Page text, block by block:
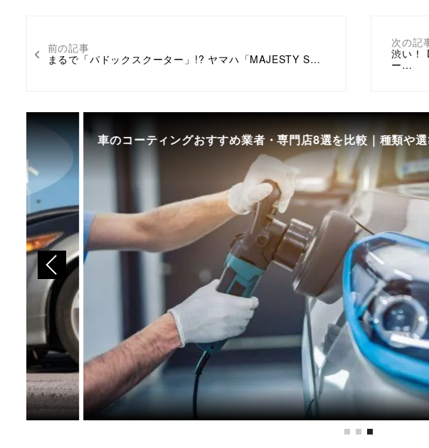
前の記事
まるで「パドックスクーター」!? ヤマハ「MAJESTY S…
次の記
渋い！
ー…
車のコーティングおすすめ業者・専門店8選を比較｜種類や